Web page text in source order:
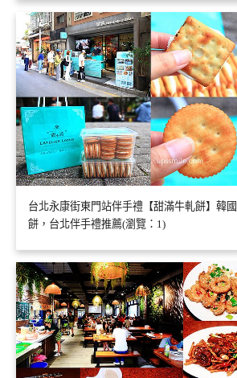
台北永康街東門站伴手禮【甜滿牛軋餅】韓
餅，台北伴手禮推薦(瀏覽：1)